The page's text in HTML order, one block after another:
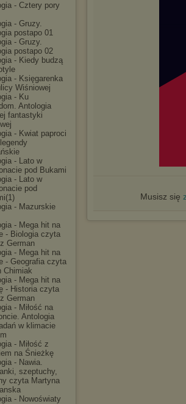
- Cztery pory
- Gruzy.
postapo 01
- Gruzy.
postapo 02
- Kiedy budzą
- Księgarenka
Wiśniowej
- Ku
Antologia
fantastyki
- Kwiat paproci
- Lato w
pod Bukami
- Lato w
pod
- Mazurskie
- Mega hit na
- Biologia czyta
German
- Mega hit na
- Geografia czyta
Chimiak
- Mega hit na
- Historia czyta
German
- Miłość na
Antologia
w klimacie
- Miłość z
na Śnieżkę
- Nawia.
szeptuchy,
czyta Martyna
- Nowoświaty
Musisz się